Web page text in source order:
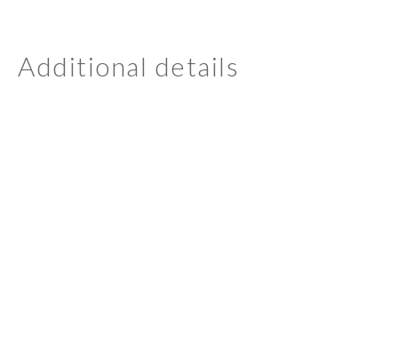
Additional details